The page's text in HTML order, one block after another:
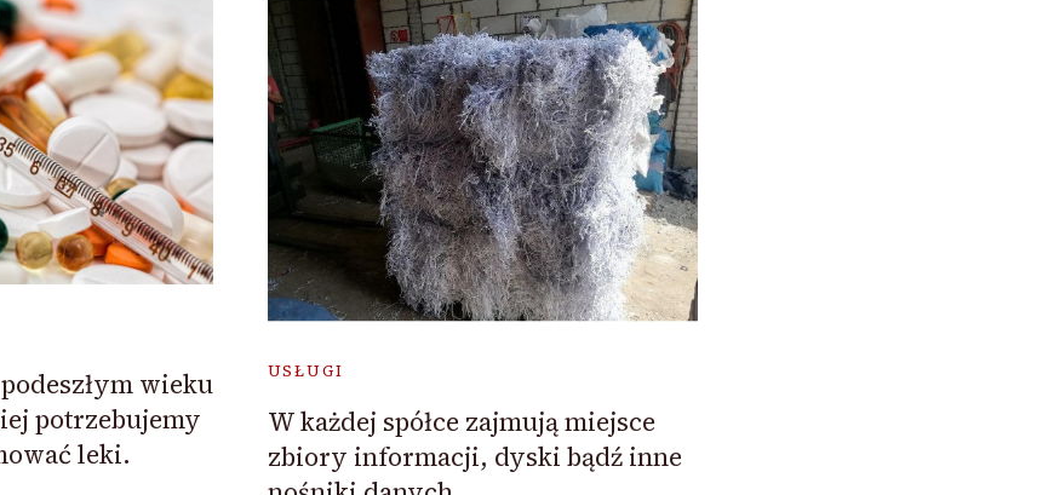
wieku
potrzebujemy
leki.
USŁUGI
W każdej spółce zajmują miejsce
zbiory informacji, dyski bądź inne